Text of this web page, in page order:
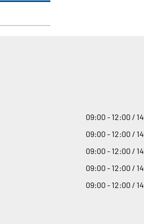
09:00 - 12:00 / 14
09:00 - 12:00 / 14
09:00 - 12:00 / 14
09:00 - 12:00 / 14
09:00 - 12:00 / 14